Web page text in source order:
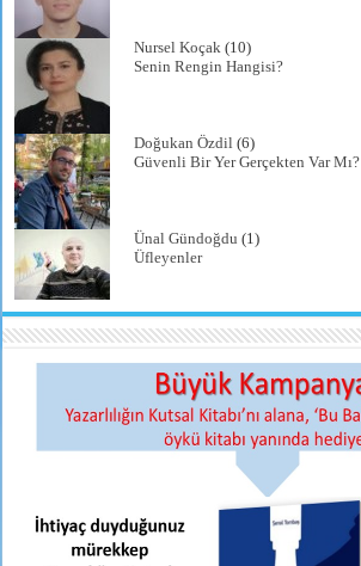
Nursel Koçak (10)
Senin Rengin Hangisi?
Doğukan Özdil (6)
Güvenli Bir Yer Gerçekten Var Mı?
Ünal Gündoğdu (1)
Üfleyenler